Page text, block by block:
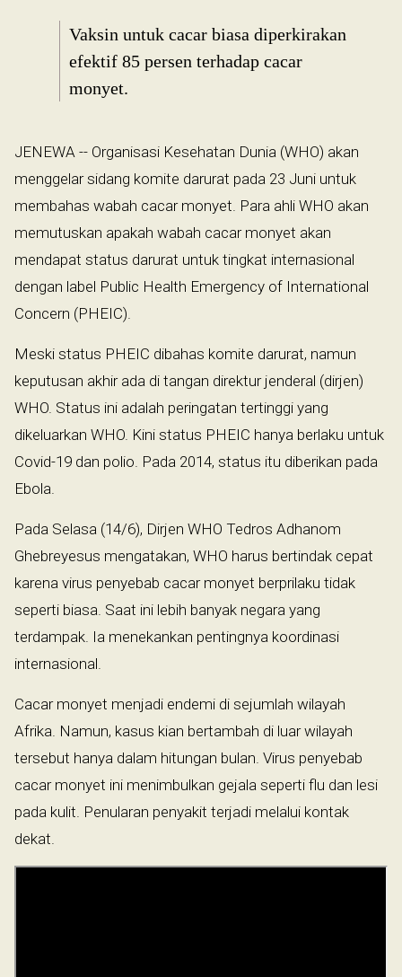
Vaksin untuk cacar biasa diperkirakan
efektif 85 persen terhadap cacar
monyet.
JENEWA -- Organisasi Kesehatan Dunia (WHO) akan
menggelar sidang komite darurat pada 23 Juni untuk
membahas wabah cacar monyet. Para ahli WHO akan
memutuskan apakah wabah cacar monyet akan
mendapat status darurat untuk tingkat internasional
dengan label Public Health Emergency of International
Concern (PHEIC).
Meski status PHEIC dibahas komite darurat, namun
keputusan akhir ada di tangan direktur jenderal (dirjen)
WHO. Status ini adalah peringatan tertinggi yang
dikeluarkan WHO. Kini status PHEIC hanya berlaku untuk
Covid-19 dan polio. Pada 2014, status itu diberikan pada
Ebola.
Pada Selasa (14/6), Dirjen WHO Tedros Adhanom
Ghebreyesus mengatakan, WHO harus bertindak cepat
karena virus penyebab cacar monyet berprilaku tidak
seperti biasa. Saat ini lebih banyak negara yang
terdampak. Ia menekankan pentingnya koordinasi
internasional.
Cacar monyet menjadi endemi di sejumlah wilayah
Afrika. Namun, kasus kian bertambah di luar wilayah
tersebut hanya dalam hitungan bulan. Virus penyebab
cacar monyet ini menimbulkan gejala seperti flu dan lesi
pada kulit. Penularan penyakit terjadi melalui kontak
dekat.